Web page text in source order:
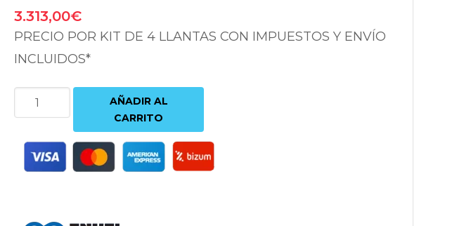
3.313,00€
PRECIO POR KIT DE 4 LLANTAS CON IMPUESTOS Y ENVÍO
INCLUIDOS*
ENKEI
RS05-
9.5X18
5X120
AÑADIR AL
CARRITO